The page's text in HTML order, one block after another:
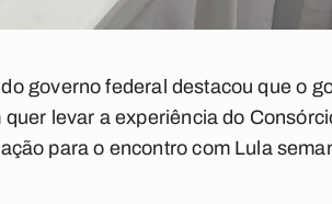
governo federal destacou que o
levar a experiência do
para o encontro com Lula